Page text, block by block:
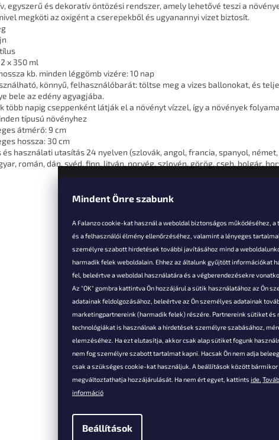
Mindent Önre szabunk
A Falanzo cookie-kat használ a weboldal biztonságos működéséhez,
és a felhasználói élmény ellenőrzéséhez, valamint a lényeges
személyre szabott hirdetések további javításához mind a
harmadik felek weboldalain. Ehhez az általunk gyűjtött információkat
fel, beleértve a weboldal használatára és a végberendezésekre
Az "OK" gombra kattintva Ön hozzájárul a sütik használatához az Ön
adatainak feldolgozásához, beleértve az Ön személyes adatainak
marketingpartnereink (harmadik felek) részére. Partnereink sütiket és
technológiákat is használnak a hirdetések személyre szabásához,
elemzéséhez. Ha ezt elutasítja, akkor csak alap sütiket fogunk
nem fog személyre szabott tartalmat kapni. Hacsak Ön nem adja
csak a szükséges cookie-kat használjuk. A beállítások között bármikor
megváltoztathatja hozzájárulását. Ha nem ért egyet, kattints ide.
információ
Beállítások
egyszerű és dekoratív öntözési rendszer, amely lehetővé teszi a
megköti az oxigént a cserepekből és ugyanannyi vizet biztosít.
x 350 ml
kb. minden léggömb vizére: 10 nap
könnyű, felhasználóbarát: töltse meg a vizes ballonokat, és
bele az edény agyagjába.
több napig cseppenként látják el a növényt vízzel, így a növények
típusú növényhez
átmérő: 9 cm
hossza: 30 cm
és használati utasítás 24 nyelven (szlovák, angol, francia, spanyol,
román, dán, svéd, finn, litván, norvég, szlovén, görög, cseh, bolgár,
Vevőknek
Hűségkedvezmények
Szállítás és fizetés
Panaszok és áruk
visszaküldése
Általános Szerződési
Feltételek
A személyes adatok
védelmének feltételei
Elérhetőségi adatok